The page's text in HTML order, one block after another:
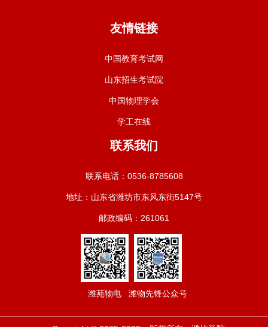
友情链接
中国教育考试网
山东招生考试院
中国物理学会
学工在线
联系我们
联系电话：0536-8785608
地址：山东省潍坊市东风东街5147号
邮政编码：261061
潍苑物电 潍物先锋公众号